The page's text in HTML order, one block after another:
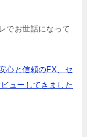
でお世話になって
心と信頼のFX、セ
ューしてきました